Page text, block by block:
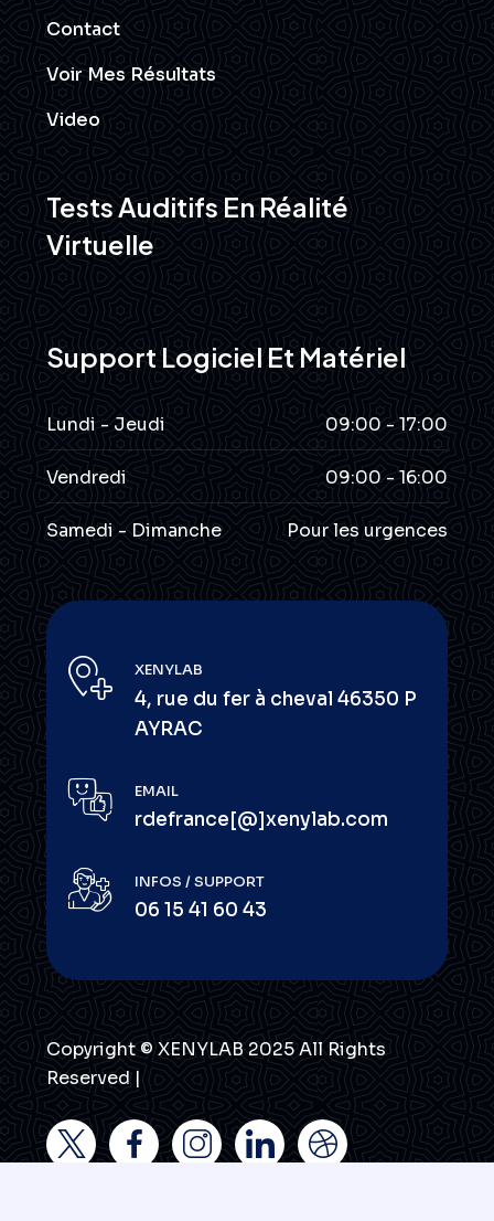
Contact
Voir Mes Résultats
Video
Tests Auditifs En Réalité
Virtuelle
Support Logiciel Et Matériel
Lundi - Jeudi 09:00 - 17:00
Vendredi 09:00 - 16:00
Samedi - Dimanche Pour les urgences
XENYLAB
4, rue du fer à cheval 46350 P
AYRAC
EMAIL
rdefrance[@]xenylab.com
INFOS / SUPPORT
06 15 41 60 43
Copyright © XENYLAB 2025 All Rights
Reserved |